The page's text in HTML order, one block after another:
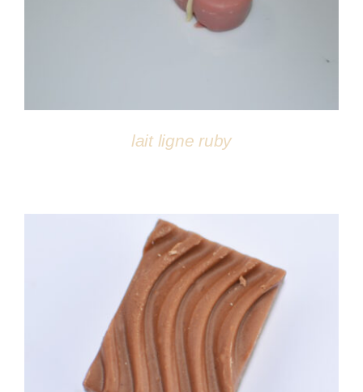
DÉTAILS
lait ligne ruby
DÉTAILS